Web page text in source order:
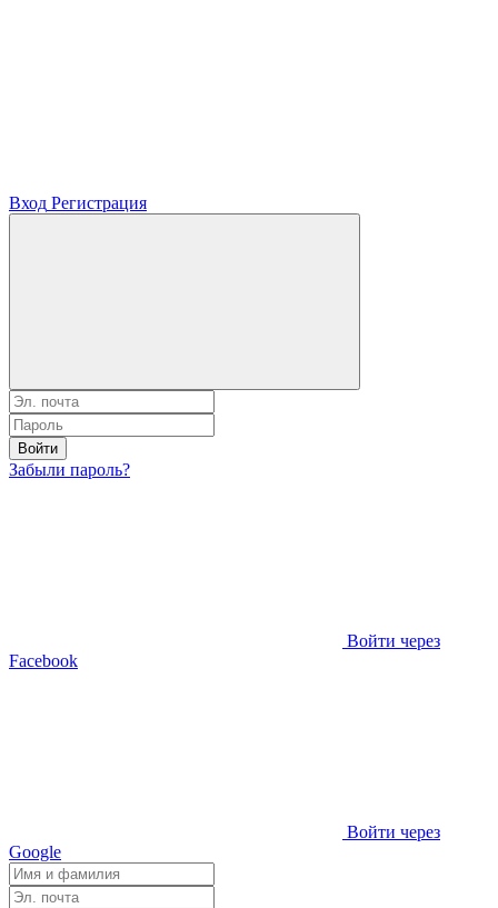
Вход Регистрация
Войти
Забыли пароль?
Войти через
Facebook
Войти через
Google